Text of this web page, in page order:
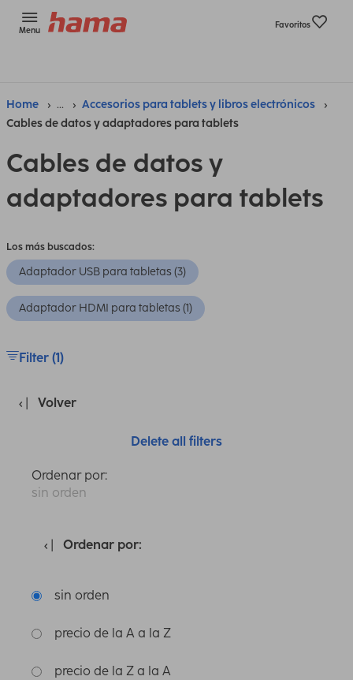
Menu
Favoritos
Home ...
Accesorios para tablets y libros electrónicos
Cables de datos y adaptadores para tablets
Cables de datos y
adaptadores para tablets
Los más buscados:
Adaptador USB para tabletas (3)
Adaptador HDMI para tabletas (1)
Filter (1)
Volver
Delete all filters
Ordenar por:
sin orden
Ordenar por:
sin orden
precio de la A a la Z
precio de la Z a la A